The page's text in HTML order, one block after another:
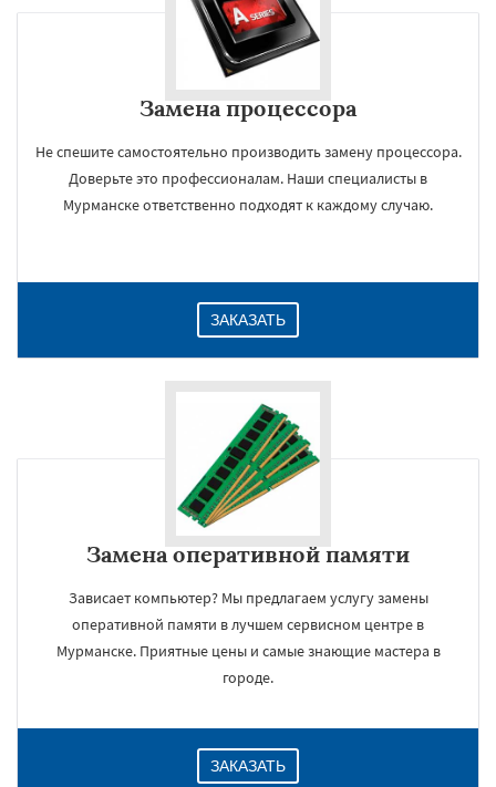
Замена процессора
Не спешите самостоятельно производить замену процессора.
Доверьте это профессионалам. Наши специалисты в
Мурманске ответственно подходят к каждому случаю.
ЗАКАЗАТЬ
Замена оперативной памяти
Зависает компьютер? Мы предлагаем услугу замены
оперативной памяти в лучшем сервисном центре в
Мурманске. Приятные цены и самые знающие мастера в
городе.
ЗАКАЗАТЬ